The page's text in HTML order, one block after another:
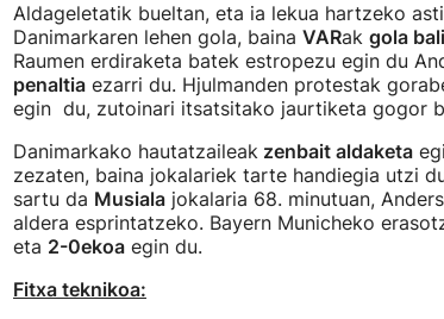
Aldageletatik bueltan, eta ia lekua hartzeko
Danimarkaren lehen gola, baina VARak gola
Raumen erdiraketa batek estropezu egin du
penaltia ezarri du. Hjulmanden protestak
egin du, zutoinari itsatsitako jaurtiketa gogor
Danimarkako hautatzaileak zenbait aldaketa
zezaten, baina jokalariek tarte handiegia utzi
sartu da Musiala jokalaria 68. minutuan,
aldera esprintatzeko. Bayern Municheko
eta 2-0ekoa egin du.
Fitxa teknikoa: